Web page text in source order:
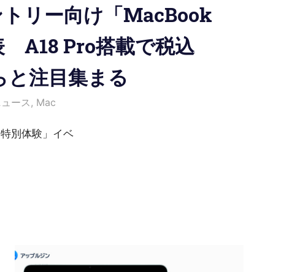
リー向け「MacBook
A18 Pro搭載で税込
と注目集まる
ース , Mac
別体験」イベ